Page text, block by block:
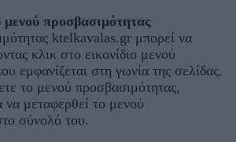
προσβασιμότητας
ktelkavalas.gr μπορεί να
κλικ στο εικονίδιο μενού
εμφανίζεται στη γωνία της σελίδας.
το μενού προσβασιμότητας,
να μεταφερθεί το μενού
σύνολό του.